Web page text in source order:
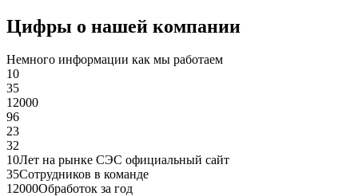
Цифры о нашей компании
Немного информации как мы работаем
10
35
12000
96
23
32
10Лет на рынке СЭС официальный сайт
35Сотрудников в команде
12000Обработок за год